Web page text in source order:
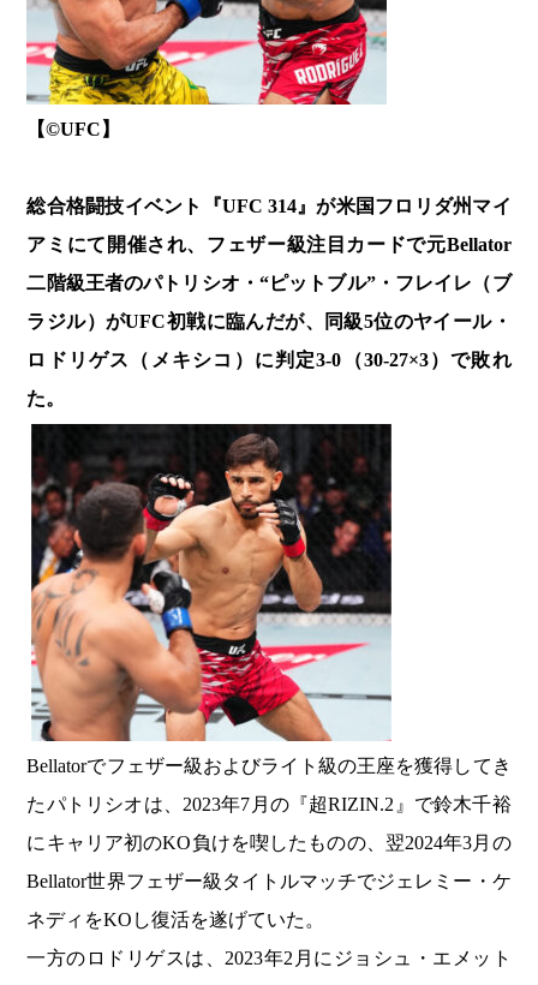
【©︎UFC】
総合格闘技イベント『UFC 314』が米国フロリダ州マイ
アミにて開催され、フェザー級注目カードで元Bellator
二階級王者のパトリシオ・“ピットブル”・フレイレ（ブ
ラジル）がUFC初戦に臨んだが、同級5位のヤイール・
ロドリゲス（メキシコ）に判定3-0（30-27×3）で敗れ
た。
Bellatorでフェザー級およびライト級の王座を獲得してき
たパトリシオは、2023年7月の『超RIZIN.2』で鈴木千裕
にキャリア初のKO負けを喫したものの、翌2024年3月の
Bellator世界フェザー級タイトルマッチでジェレミー・ケ
ネディをKOし復活を遂げていた。
一方のロドリゲスは、2023年2月にジョシュ・エメット